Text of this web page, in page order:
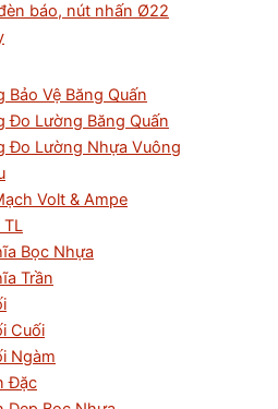
báo, nút nhấn Ø22
Bảo Vệ Băng Quấn
Đo Lường Băng Quấn
Đo Lường Nhựa Vuông
Volt & Ampe
TL
Bọc Nhựa
Trần
Cuối
Ngàm
Đặc